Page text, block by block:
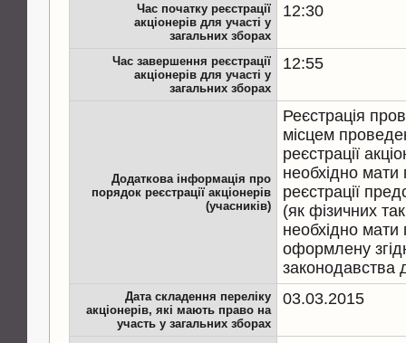
Час початку реєстрації
акціонерів для участі у
загальних зборах
12:30
Час завершення реєстрації
акціонерів для участі у
загальних зборах
12:55
Додаткова інформація про
порядок реєстрації акціонерів
(учасників)
Реєстрація
місцем
реєстрації
необхідно мати
реєстрації
(як фізичних
необхідно мати
оформлену
законодавства
Дата складення переліку
акціонерів, які мають право на
участь у загальних зборах
03.03.2015